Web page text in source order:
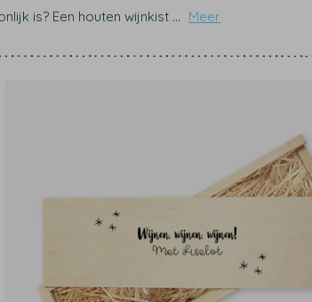
is? Een houten wijnkist ... Meer